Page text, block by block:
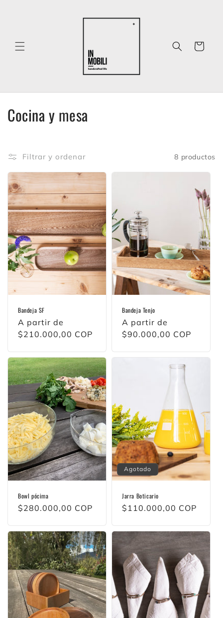
Carrito
C
l
e
c
c
i
ó
n
:
Cocina y mesa
Filtrar y ordenar 8 productos
Bandeja SF
Precio
habitual
A partir de
$210.000,00 COP
Bandeja Tenjo
Precio
habitual
A partir de
$90.000,00 COP
Bowl pócima
Precio
$280.000,00 COP
Agotado
Jarra Boticario
Precio
$110.000,00 COP